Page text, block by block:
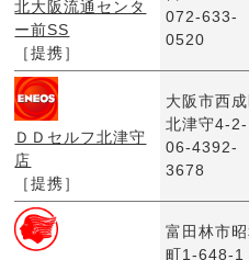
北大阪流通センタ
ー前SS
［提携］
072-633-
0520
ＤＤセルフ北津守
店
［提携］
大阪市西
北津守4-
06-4392-
3678
富田林市昭
町1-648-1